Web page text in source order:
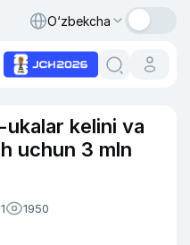
O‘zbekcha
kelini va
uchun 3 mln
1950